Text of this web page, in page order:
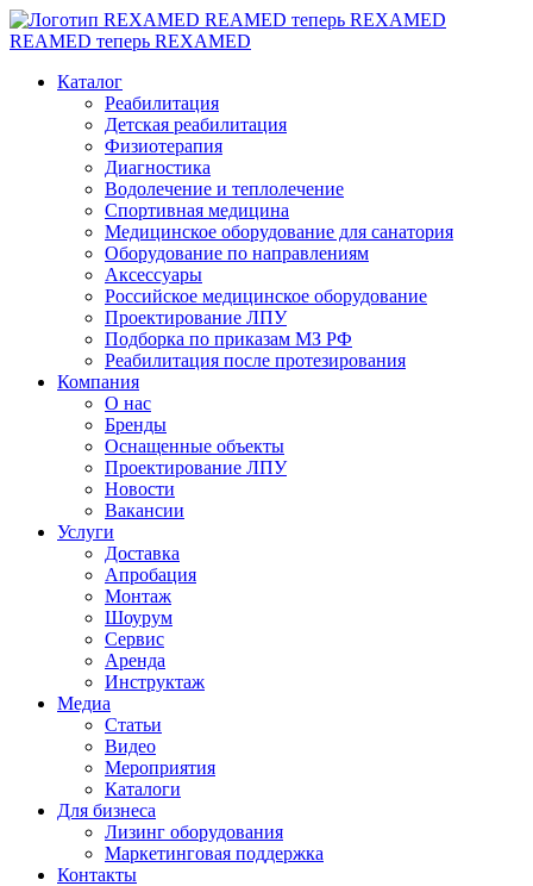
REAMED теперь REXAMED
REAMED теперь REXAMED
Каталог
Реабилитация
Детская реабилитация
Физиотерапия
Диагностика
Водолечение и теплолечение
Спортивная медицина
Медицинское оборудование для санатория
Оборудование по направлениям
Аксессуары
Российское медицинское оборудование
Проектирование ЛПУ
Подборка по приказам МЗ РФ
Реабилитация после протезирования
Компания
О нас
Бренды
Оснащенные объекты
Проектирование ЛПУ
Новости
Вакансии
Услуги
Доставка
Апробация
Монтаж
Шоурум
Сервис
Аренда
Инструктаж
Медиа
Статьи
Видео
Мероприятия
Каталоги
Для бизнеса
Лизинг оборудования
Маркетинговая поддержка
Контакты